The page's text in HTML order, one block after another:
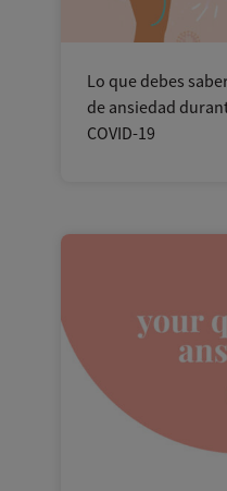
Lo que debes
de ansiedad
COVID-19